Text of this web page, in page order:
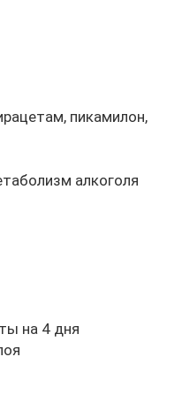
пикамилон,
алкоголя
на 4 дня